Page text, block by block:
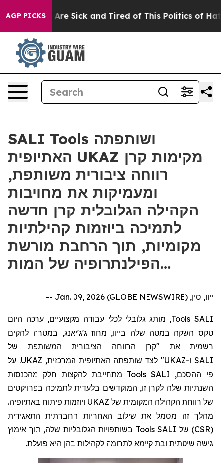
AGP PICKSAre Sick and Tired of This Politics of Hatred”
SALI Tools ושותפתה
האתיופית UKAZ מקימות קרן
רווחה ציבורית משותפת,
ומעמיקות את מחויבות
הקהילה הגלובלית קרן חדשה
לתמיכה ביוזמות קהילתיות
מקומיות, תוך הרחבת מורשת
הפילנתרופיה של המות…
ייוו, סין, Jan. 09, 2026 (GLOBE NEWSWIRE) --
SALI
Tools, מותג גלובלי לכלי עבודה מקצועיים, ערכה היום
טקס השקה במטה שלה בייוו, מחוזג'ג'יאנג, במטרה להקים
רשמית את "קרן הרווחה הציבורית המשותפת של
SALI ו-UKAZ
"
לצד שותפתה האתיופית המרכזית, UKAZ. על
פי ההסכם, SALI
Tools מתחייבת להקצות חלק מהכנסות
השנתיות שלה לקרן זו, המוקדשים בלעדית לתמיכה בפרויקטים
של רווחת הקהילה המקומית של UKAZ ויוזמות פיתוח באתיופיה.
מהלך זה מסמל את שילוב האחריות החברתית התאגידית
(CSR) של SALI
Tools בשותפויות הגלובליות שלה, תוך אימוץ
גישה שיטתית ובת קיימא לתרומה לקהילות בהן היא פועלת.